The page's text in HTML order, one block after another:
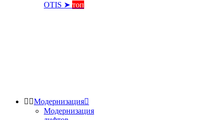
OTIS ➤ топ
 Модернизация
Модернизация